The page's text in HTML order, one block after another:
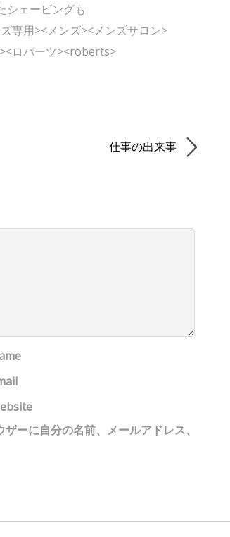
シェービングも
専用><メンズ><メンズサロン>
ロバーツ><roberts>
仕事の出来事
ーに自分の名前、メールアドレス、